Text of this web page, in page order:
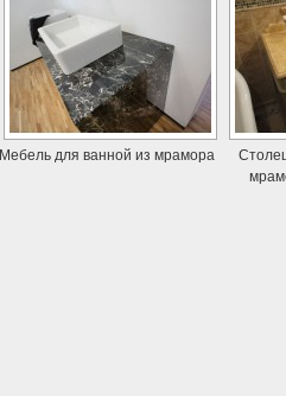
Мебель для ванной из мрамора